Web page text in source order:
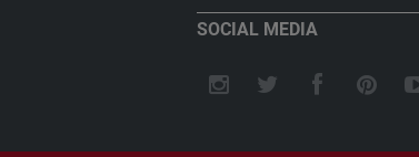
New Zealand - Welcome to Paradise
SOCIAL MEDIA